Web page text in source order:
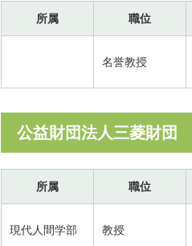
所属 職位
名誉教授
公益財団法人三菱財団
所属 職位
現代人間学部 教授